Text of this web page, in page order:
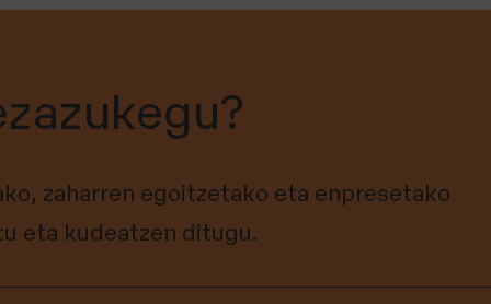
zaharren egoitzetako eta enpresetako
eta kudeatzen ditugu.